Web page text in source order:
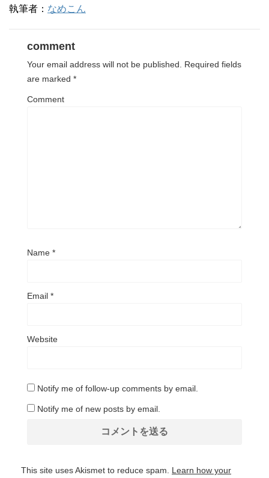
執筆者： なめこん
comment
Your email address will not be published.
Required fields
are marked *
Comment
Name *
Email *
Website
Notify me of follow-up comments by email.
Notify me of new posts by email.
This site uses Akismet to reduce spam. Learn how your